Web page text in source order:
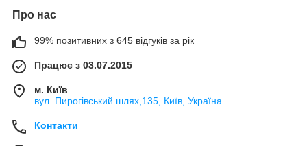
Про нас
99% позитивних з 645 відгуків за рік
Працює з 03.07.2015
м. Київ
вул. Пирогівський шлях,135, Київ, Україна
Контакти